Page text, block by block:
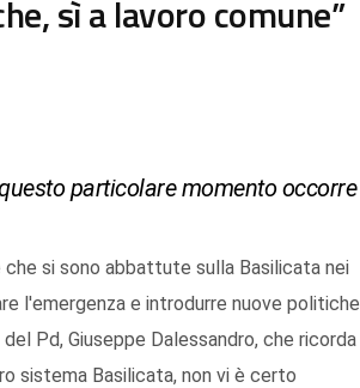
sì a lavoro comune”
particolare momento occorre
si sono abbattute sulla Basilicata nei
l'emergenza e introdurre nuove politiche
Pd, Giuseppe Dalessandro, che ricorda
sistema Basilicata, non vi è certo